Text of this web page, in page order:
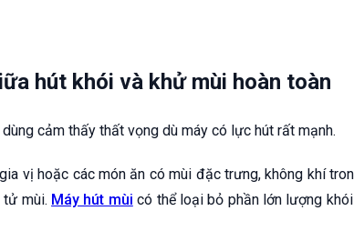
hút khói và khử mùi hoàn toàn
cảm thấy thất vọng dù máy có lực hút rất mạnh.
vị hoặc các món ăn có mùi đặc trưng, không khí
tử mùi. Máy hút mùi có thể loại bỏ phần lớn lượng